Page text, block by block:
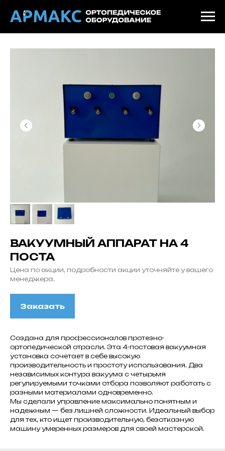
ВАКУУМНЫЙ АППАРАТ НА 4
ПОСТА
Цена по акции, подробности акции уточняйте у вашего
менеджера.
Заказать
Создана для профессионалов протезно-
ортопедической отрасли. Эта 4-постовая вакуумная
установка сочетает в себе высокую
производительность и простоту использования. Два
независимых контура вакуума с четырьмя
регулируемыми точками отбора позволяют работать с
разными материалами одновременно.
Мы сделали управление максимально понятным и
надежным — без лишней сложности. Идеальный выбор
для тех, кто ищет производительную, безотказную
машину умеренных размеров для своей мастерской.